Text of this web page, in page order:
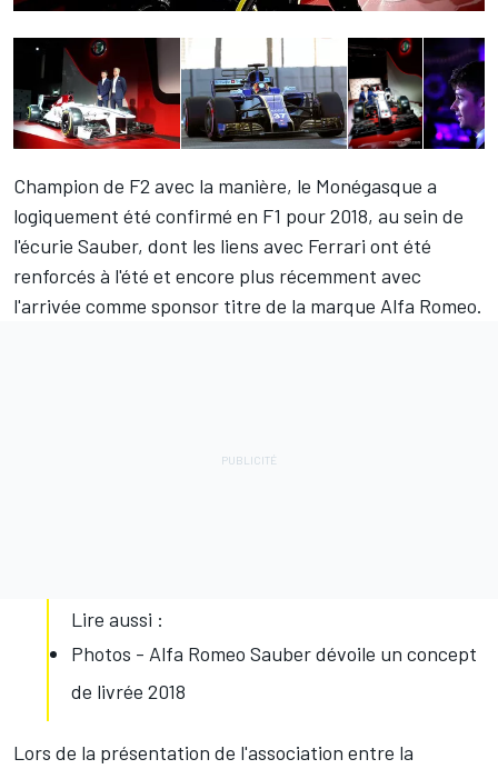
Champion de F2 avec la manière, le Monégasque a
logiquement été confirmé en F1 pour 2018, au sein de
l'écurie Sauber, dont les liens avec Ferrari ont été
renforcés à l'été et encore plus récemment avec
l'arrivée comme sponsor titre de la marque Alfa Romeo.
Lire aussi :
Photos - Alfa Romeo Sauber dévoile un concept
de livrée 2018
Lors de la présentation de l'association entre la